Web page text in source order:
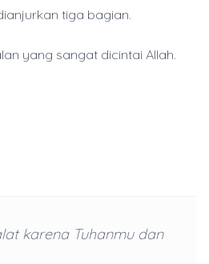
tiga bagian.
yang sangat dicintai Allah.
karena Tuhanmu dan